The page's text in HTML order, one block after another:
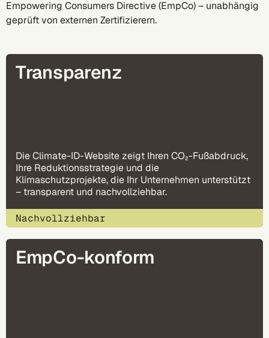
Empowering Consumers Directive (EmpCo) – unabhängig
geprüft von externen Zertifizierern.
Transparenz
Die Climate-ID-Website zeigt Ihren CO₂-Fußabdruck,
Ihre Reduktionsstrategie und die
Klimaschutzprojekte, die Ihr Unternehmen unterstützt
– transparent und nachvollziehbar.
Nachvollziehbar
EmpCo-konform